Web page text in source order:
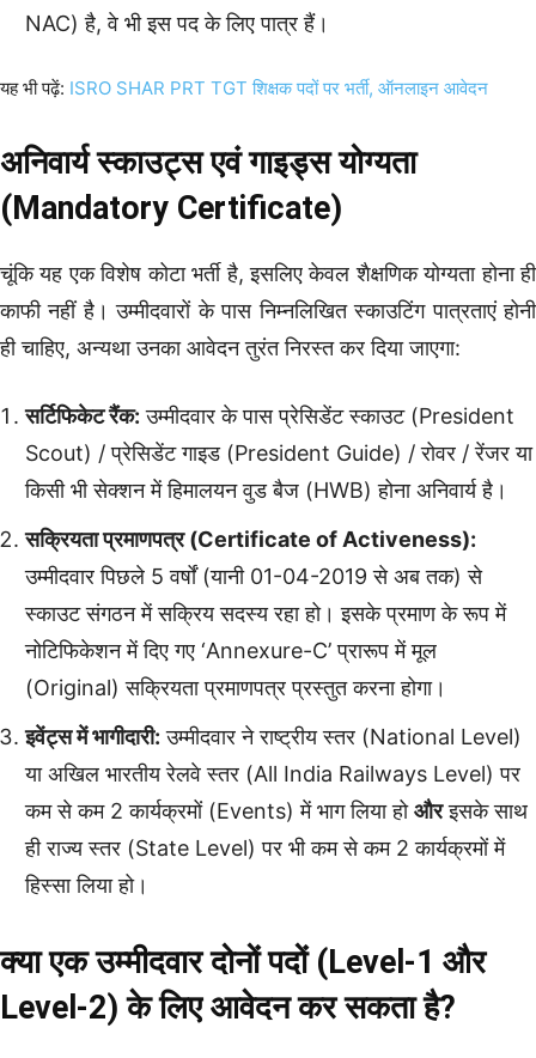
NAC) है, वे भी इस पद के लिए पात्र हैं।
यह भी पढ़ें: ISRO SHAR PRT TGT शिक्षक पदों पर भर्ती, ऑनलाइन आवेदन
अनिवार्य स्काउट्स एवं गाइड्स योग्यता
(Mandatory Certificate)
चूंकि यह एक विशेष कोटा भर्ती है, इसलिए केवल शैक्षणिक योग्यता होना ही
काफी नहीं है। उम्मीदवारों के पास निम्नलिखित स्काउटिंग पात्रताएं होनी
ही चाहिए, अन्यथा उनका आवेदन तुरंत निरस्त कर दिया जाएगा:
सर्टिफिकेट रैंक: उम्मीदवार के पास प्रेसिडेंट स्काउट (President
Scout) / प्रेसिडेंट गाइड (President Guide) / रोवर / रेंजर या
किसी भी सेक्शन में हिमालयन वुड बैज (HWB) होना अनिवार्य है।
सक्रियता प्रमाणपत्र (Certificate of Activeness):
उम्मीदवार पिछले 5 वर्षों (यानी 01-04-2019 से अब तक) से
स्काउट संगठन में सक्रिय सदस्य रहा हो। इसके प्रमाण के रूप में
नोटिफिकेशन में दिए गए ‘Annexure-C’ प्रारूप में मूल
(Original) सक्रियता प्रमाणपत्र प्रस्तुत करना होगा।
इवेंट्स में भागीदारी: उम्मीदवार ने राष्ट्रीय स्तर (National Level)
या अखिल भारतीय रेलवे स्तर (All India Railways Level) पर
कम से कम 2 कार्यक्रमों (Events) में भाग लिया होऔरइसके साथ
ही राज्य स्तर (State Level) पर भी कम से कम 2 कार्यक्रमों में
हिस्सा लिया हो।
क्या एक उम्मीदवार दोनों पदों (Level-1 और
Level-2) के लिए आवेदन कर सकता है?